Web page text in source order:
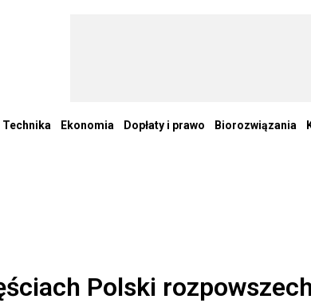
Technika Ekonomia Dopłaty i prawo Biorozwiązania
Polski